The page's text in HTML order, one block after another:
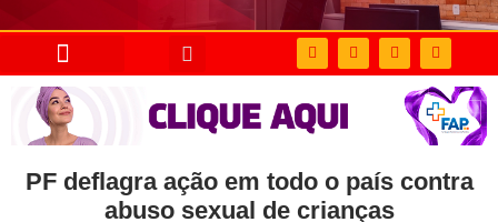
PF deflagra ação em todo o país contra
abuso sexual de crianças